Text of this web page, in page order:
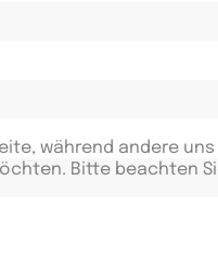
während andere
Bitte beachten